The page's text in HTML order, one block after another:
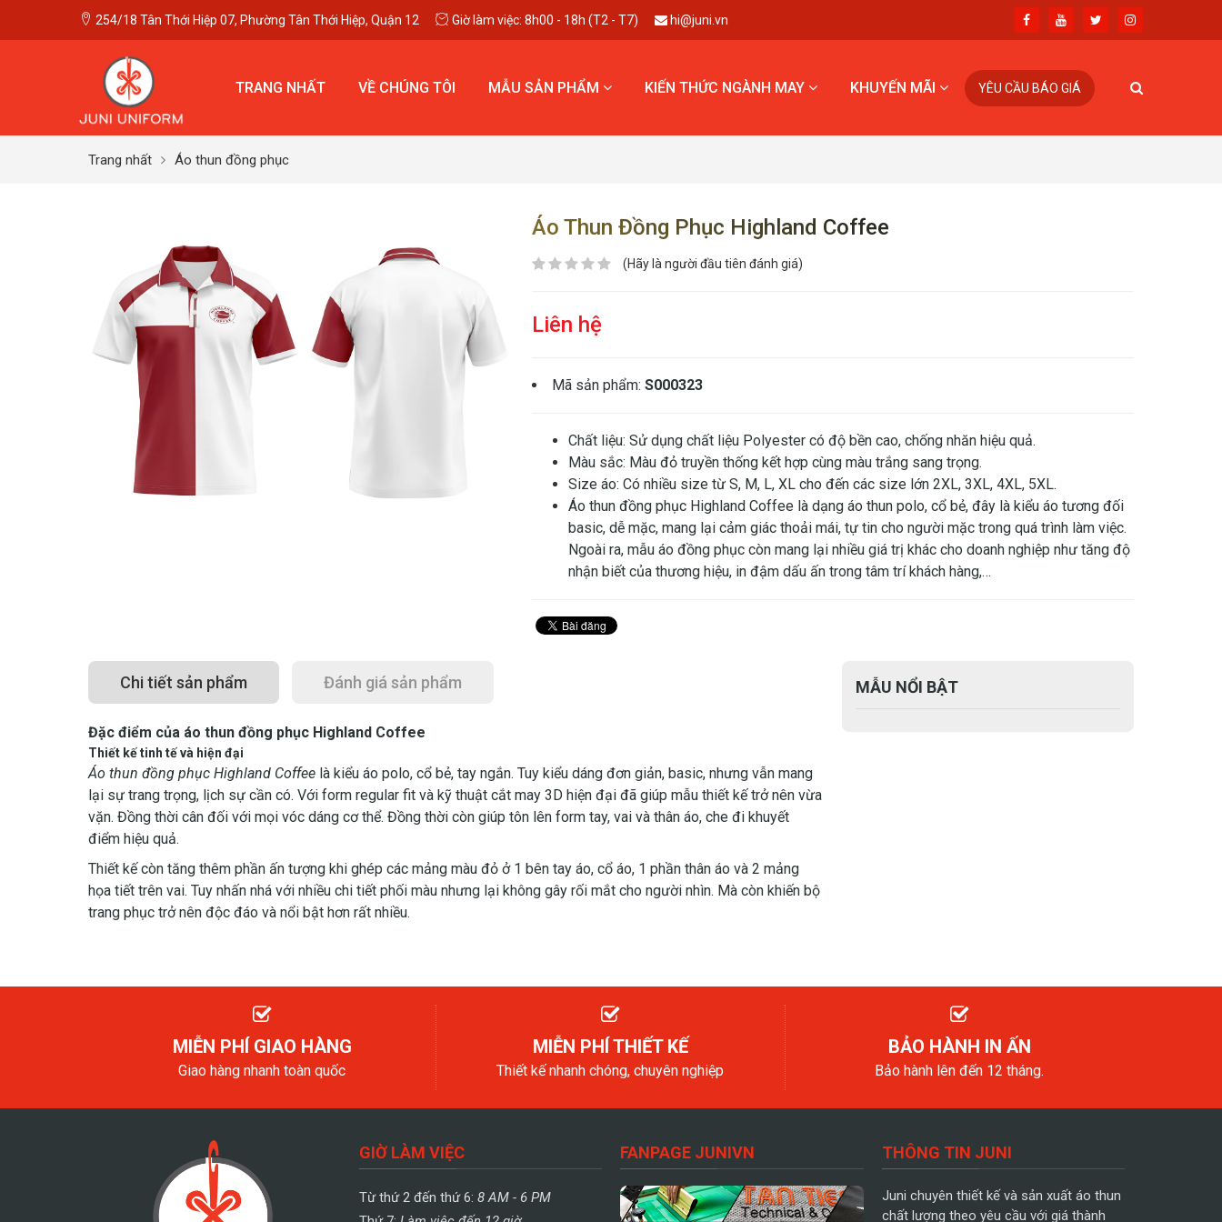
254/18 Tân Thới Hiệp 07, Phường Tân Thới Hiệp, Quận 12 Giờ làm việc: 8h00 - 18h (T2 - T7) hi@juni.vn
TRANG NHẤT VỀ CHÚNG TÔI MẪU SẢN PHẨM KIẾN THỨC NGÀNH MAY KHUYẾN MÃI YÊU CẦU BÁO GIÁ
Trang nhất Áo thun đồng phục
Áo Thun Đồng Phục Highland Coffee
(Hãy là người đầu tiên đánh giá)
Liên hệ
Mã sản phẩm: S000323
Chất liệu: Sử dụng chất liệu Polyester có độ bền cao, chống nhăn hiệu quả.
Màu sắc: Màu đỏ truyền thống kết hợp cùng màu trắng sang trọng.
Size áo: Có nhiều size từ S, M, L, XL cho đến các size lớn 2XL, 3XL, 4XL, 5XL.
Áo thun đồng phục Highland Coffee là dạng áo thun polo, cổ bẻ, đây là kiểu áo tương đối
basic, dễ mặc, mang lại cảm giác thoải mái, tự tin cho người mặc trong quá trình làm việc.
Ngoài ra, mẫu áo đồng phục còn mang lại nhiều giá trị khác cho doanh nghiệp như tăng độ
nhận biết của thương hiệu, in đậm dấu ấn trong tâm trí khách hàng,…
Chi tiết sản phẩm Đánh giá sản phẩm
Đặc điểm của áo thun đồng phục Highland Coffee
Thiết kế tinh tế và hiện đại
Áo thun đồng phục Highland Coffee là kiểu áo polo, cổ bẻ, tay ngắn. Tuy kiểu dáng đơn giản, basic, nhưng vẫn mang
lại sự trang trọng, lịch sự cần có. Với form regular fit và kỹ thuật cắt may 3D hiện đại đã giúp mẫu thiết kế trở nên vừa
vặn. Đồng thời cân đối với mọi vóc dáng cơ thể. Đồng thời còn giúp tôn lên form tay, vai và thân áo, che đi khuyết
điểm hiệu quả.
Thiết kế còn tăng thêm phần ấn tượng khi ghép các mảng màu đỏ ở 1 bên tay áo, cổ áo, 1 phần thân áo và 2 mảng
họa tiết trên vai. Tuy nhấn nhá với nhiều chi tiết phối màu nhưng lại không gây rối mắt cho người nhìn. Mà còn khiến bộ
trang phục trở nên độc đáo và nổi bật hơn rất nhiều.
MẪU NỔI BẬT
MIỄN PHÍ GIAO HÀNG
Giao hàng nhanh toàn quốc
MIỄN PHÍ THIẾT KẾ
Thiết kế nhanh chóng, chuyên nghiệp
BẢO HÀNH IN ẤN
Bảo hành lên đến 12 tháng.
GIỜ LÀM VIỆC
Từ thứ 2 đến thứ 6: 8 AM - 6 PM
FANPAGE JUNIVN THÔNG TIN JUNI
Juni chuyên thiết kế và sản xuất áo thun
chất lượng theo yêu cầu với giá thành